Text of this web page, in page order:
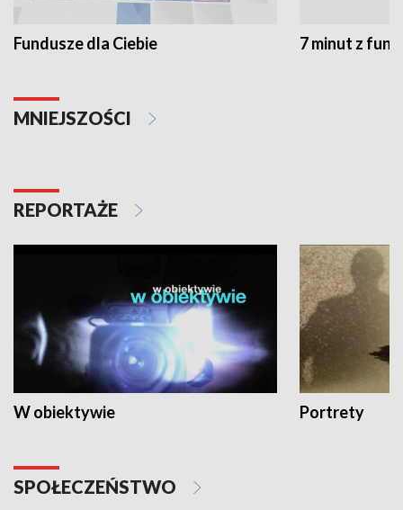
Fundusze dla Ciebie 7 minut z
MNIEJSZOŚCI
REPORTAŻE
W obiektywie Portrety
SPOŁECZEŃSTWO